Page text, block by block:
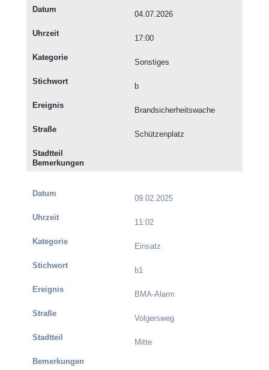
04.07.2026
17:00
Sonstiges
b
Brandsicherheitswache
Schützenplatz
09.02.2025
11:02
Einsatz
b1
BMA-Alarm
Volgersweg
Mitte